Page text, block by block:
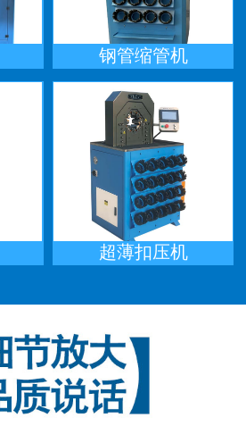
钢管缩管机
超薄扣压机